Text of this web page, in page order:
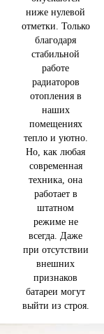
ниже нулевой
отметки. Только
благодаря
стабильной
работе
радиаторов
отопления в
наших
помещениях
тепло и уютно.
Но, как любая
современная
техника, она
работает в
штатном
режиме не
всегда. Даже
при отсутствии
внешних
признаков
батареи могут
выйти из строя.